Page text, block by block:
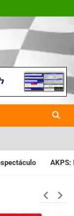
en
IGJ y oficializó el